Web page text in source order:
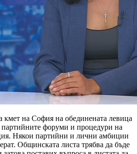
кмет на София на обединената левица
партийните форуми и процедури на
Някои партийни и лични амбиции
Общинската листа трябва да бъде